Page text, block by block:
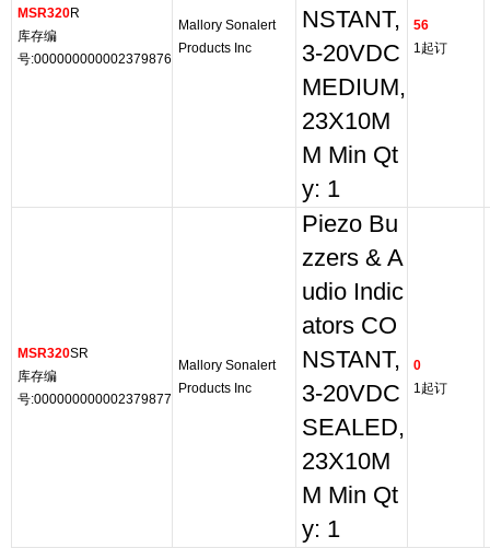
MSR320R
库存编
号:000000000002379876
Mallory Sonalert
Products Inc
NSTANT,
3-20VDC
MEDIUM,
23X10M
M Min Qt
y: 1
56
1起订
MSR320SR
库存编
号:000000000002379877
Mallory Sonalert
Products Inc
Piezo Bu
zzers & A
udio Indic
ators CO
NSTANT,
3-20VDC
SEALED,
23X10M
M Min Qt
y: 1
0
1起订